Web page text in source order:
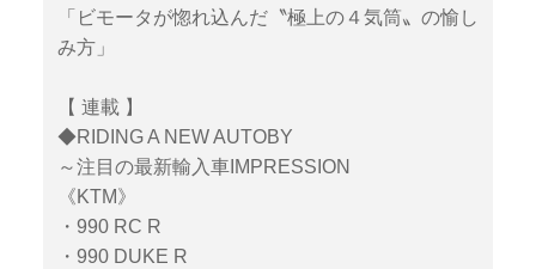
「ビモータが惚れ込んだ〝極上の４気筒〟の愉し
み方」
【 連載 】
◆RIDING A NEW AUTOBY
～注目の最新輸入車IMPRESSION
《KTM》
・990 RC R
・990 DUKE R